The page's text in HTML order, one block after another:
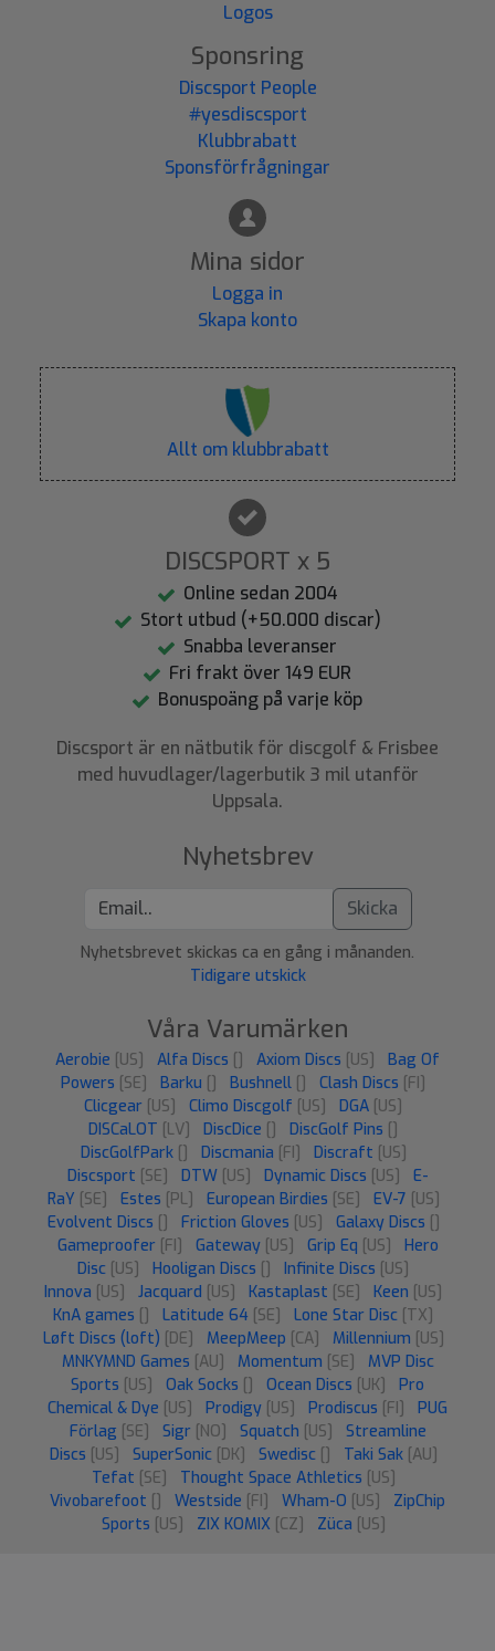
Logos
Sponsring
Discsport People
#yesdiscsport
Klubbrabatt
Sponsförfrågningar
Mina sidor
Logga in
Skapa konto
Allt om klubbrabatt
DISCSPORT x 5
Online sedan 2004
Stort utbud (+50.000 discar)
Snabba leveranser
Fri frakt över 149 EUR
Bonuspoäng på varje köp
Discsport är en nätbutik för discgolf & Frisbee
med huvudlager/lagerbutik 3 mil utanför
Uppsala.
Nyhetsbrev
Skicka
Nyhetsbrevet skickas ca en gång i månanden.
Tidigare utskick
Våra Varumärken
Aerobie [US] Alfa Discs Axiom Discs [US]
Bag Of
Powers [SE] Barku Bushnell Clash Discs [FI]
Clicgear [US] Climo Discgolf [US] DGA [US]
DISCaLOT [LV] DiscDice DiscGolf Pins
DiscGolfPark
Discmania [FI] Discraft [US]
Discsport [SE] DTW [US] Dynamic Discs [US]
E-
RaY [SE] Estes [PL] European Birdies [SE] EV-7 [US]
Evolvent Discs
Friction Gloves [US] Galaxy Discs
Gameproofer [FI] Gateway [US] Grip Eq [US]
Hero
Disc [US] Hooligan Discs Infinite Discs [US]
Innova [US] Jacquard [US] Kastaplast [SE] Keen [US]
KnA games
Latitude 64 [SE] Lone Star Disc [TX]
Løft Discs (loft) [DE] MeepMeep [CA] Millennium [US]
MNKYMND Games [AU] Momentum [SE]
MVP Disc
Sports [US] Oak Socks Ocean Discs [UK]
Pro
Chemical & Dye [US] Prodigy [US] Prodiscus [FI]
PUG
Förlag [SE] Sigr [NO] Squatch [US]
Streamline
Discs [US] SuperSonic [DK] Swedisc Taki Sak [AU]
Tefat [SE] Thought Space Athletics [US]
Vivobarefoot
Westside [FI] Wham-O [US]
ZipChip
Sports [US] ZIX KOMIX [CZ] Züca [US]